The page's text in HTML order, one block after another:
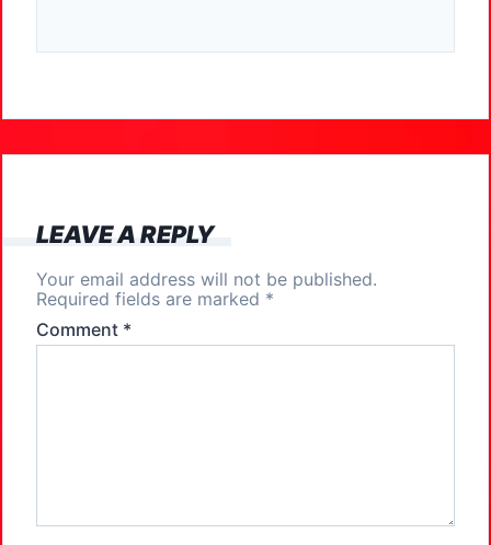
c
b
o
k
st
d
o
ai ar
LEAVE A REPLY
Your email address will not be published.
Required fields are marked *
Comment *